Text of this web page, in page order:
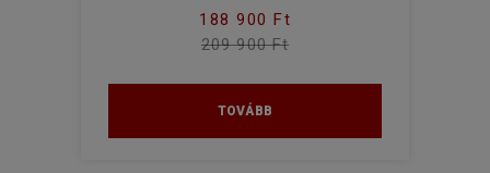
188 900 Ft
209 900 Ft
TOVÁBB